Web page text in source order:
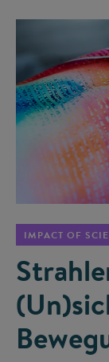
IMPACT OF